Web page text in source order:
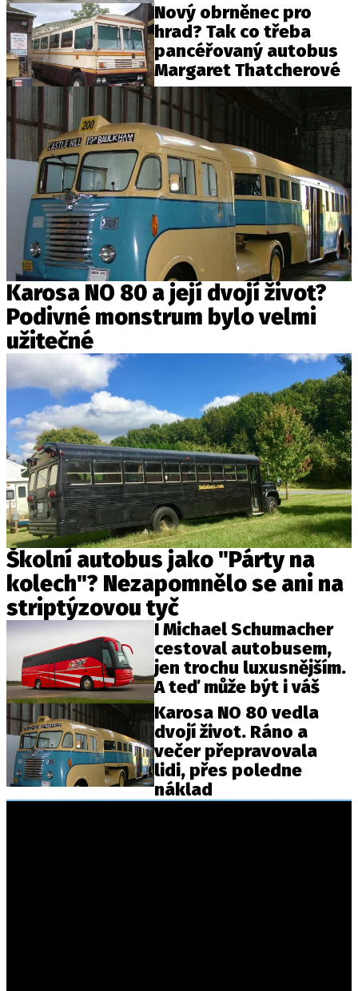
Nový obrněnec pro
hrad? Tak co třeba
pancéřovaný autobus
Margaret Thatcherové
Karosa NO 80 a její dvojí život?
Podivné monstrum bylo velmi
užitečné
Školní autobus jako "Párty na
kolech"? Nezapomnělo se ani na
striptýzovou tyč
I Michael Schumacher
cestoval autobusem,
jen trochu luxusnějším.
A teď může být i váš
Karosa NO 80 vedla
dvojí život. Ráno a
večer přepravovala
lidi, přes poledne
náklad